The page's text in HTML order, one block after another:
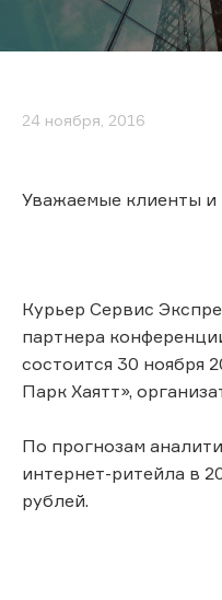
24 ноября, 2016
Уважаемые клиенты и
Курьер Сервис
партнера
состоится 30 ноября
Парк Хаятт»,
По прогнозам
интернет-ритейла в
рублей.